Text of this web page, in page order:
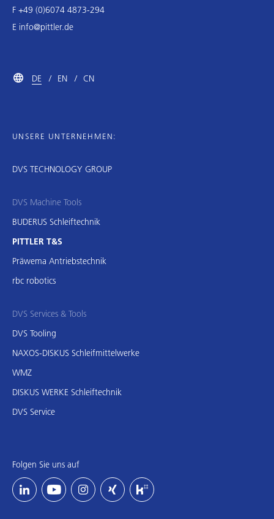
F +49 (0)6074 4873-294
E info@pittler.de
DE EN CN
UNSERE UNTERNEHMEN:
DVS TECHNOLOGY GROUP
DVS Machine Tools
BUDERUS Schleiftechnik
PITTLER T&S
Präwema Antriebstechnik
rbc robotics
DVS Services & Tools
DVS Tooling
NAXOS-DISKUS Schleifmittelwerke
WMZ
DISKUS WERKE Schleiftechnik
DVS Service
Folgen Sie uns auf